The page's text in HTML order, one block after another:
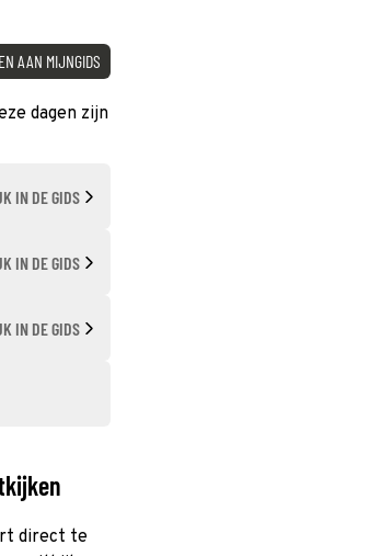
AAN MIJNGIDS
dagen zijn
IN DE GIDS
IN DE GIDS
IN DE GIDS
direct te